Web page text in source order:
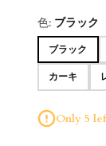
色: ブラック
ブラック
カーキ
Only 5